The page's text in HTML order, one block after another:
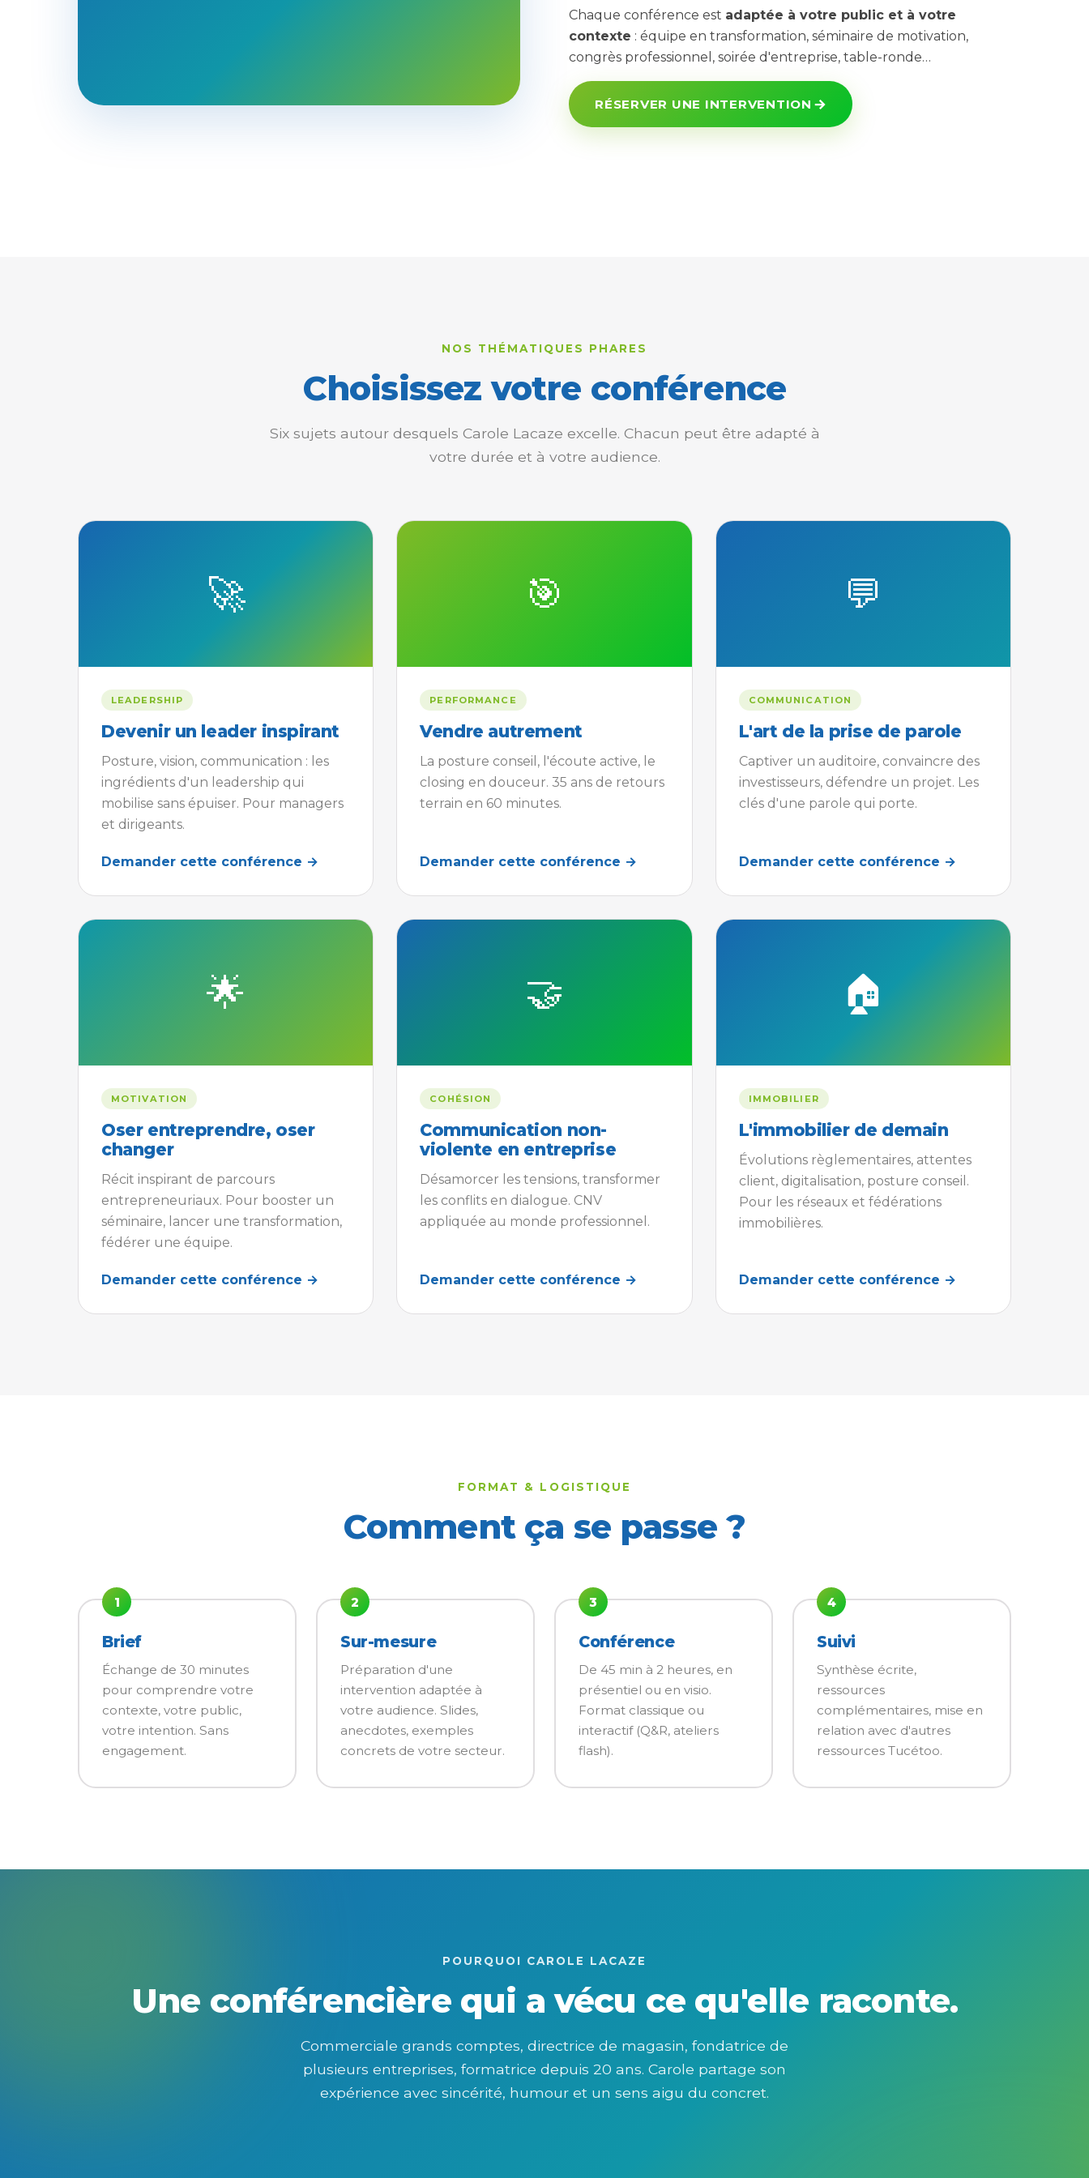
Chaque conférence est adaptée à votre public et à votre
contexte : équipe en transformation, séminaire de motivation,
congrès professionnel, soirée d'entreprise, table-ronde…
RÉSERVER UNE INTERVENTION
NOS THÉMATIQUES PHARES
Choisissez votre conférence
Six sujets autour desquels Carole Lacaze excelle. Chacun peut être adapté à
votre durée et à votre audience.
🚀
LEADERSHIP
Devenir un leader inspirant
Posture, vision, communication : les
ingrédients d'un leadership qui
mobilise sans épuiser. Pour managers
et dirigeants.
Demander cette conférence →
🎯
PERFORMANCE
Vendre autrement
La posture conseil, l'écoute active, le
closing en douceur. 35 ans de retours
terrain en 60 minutes.
Demander cette conférence →
💬
COMMUNICATION
L'art de la prise de parole
Captiver un auditoire, convaincre des
investisseurs, défendre un projet. Les
clés d'une parole qui porte.
Demander cette conférence →
🌟
MOTIVATION
Oser entreprendre, oser
changer
Récit inspirant de parcours
entrepreneuriaux. Pour booster un
séminaire, lancer une transformation,
fédérer une équipe.
Demander cette conférence →
🤝
COHÉSION
Communication non-
violente en entreprise
Désamorcer les tensions, transformer
les conflits en dialogue. CNV
appliquée au monde professionnel.
Demander cette conférence →
🏠
IMMOBILIER
L'immobilier de demain
Évolutions règlementaires, attentes
client, digitalisation, posture conseil.
Pour les réseaux et fédérations
immobilières.
Demander cette conférence →
FORMAT & LOGISTIQUE
Comment ça se passe ?
1
Brief
Échange de 30 minutes
pour comprendre votre
contexte, votre public,
votre intention. Sans
engagement.
2
Sur-mesure
Préparation d'une
intervention adaptée à
votre audience. Slides,
anecdotes, exemples
concrets de votre secteur.
3
Conférence
De 45 min à 2 heures, en
présentiel ou en visio.
Format classique ou
interactif (Q&R, ateliers
flash).
4
Suivi
Synthèse écrite,
ressources
complémentaires, mise en
relation avec d'autres
ressources Tucétoo.
POURQUOI CAROLE LACAZE
Une conférencière qui a vécu ce qu'elle raconte.
Commerciale grands comptes, directrice de magasin, fondatrice de
plusieurs entreprises, formatrice depuis 20 ans. Carole partage son
expérience avec sincérité, humour et un sens aigu du concret.